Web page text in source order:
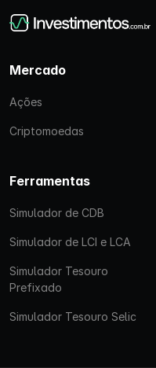
Mercado
Ações
Criptomoedas
Ferramentas
Simulador de CDB
Simulador de LCI e LCA
Simulador Tesouro
Prefixado
Simulador Tesouro Selic